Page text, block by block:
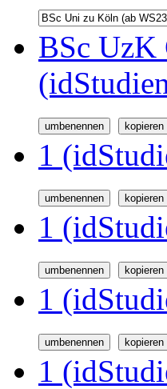
BSc UzK
1
1
1
1